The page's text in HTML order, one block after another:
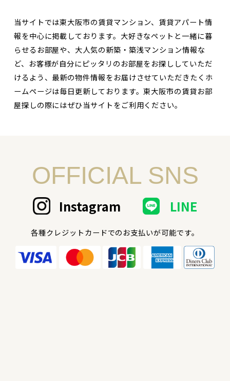
当サイトでは東大阪市の賃貸マンション、賃貸アパート情
報を中心に掲載しております。大好きなペットと一緒に暮
らせるお部屋や、大人気の新築・築浅マンション情報な
ど、お客様が自分にピッタリのお部屋をお探ししていただ
けるよう、最新の物件情報をお届けさせていただきたくホ
ームページは毎日更新しております。東大阪市の賃貸お部
屋探しの際にはぜひ当サイトをご利用ください。
OFFICIAL SNS
Instagram LINE
各種クレジットカードでのお支払いが可能です。